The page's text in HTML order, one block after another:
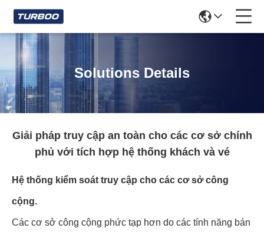
Solutions Details
Giải pháp truy cập an toàn cho các cơ sở chính
phủ với tích hợp hệ thống khách và vé
Hệ thống kiểm soát truy cập cho các cơ sở công
cộng.
Các cơ sở công cộng phức tạp hơn do các tính năng bán